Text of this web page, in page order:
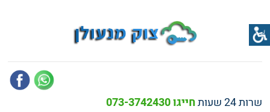
שרות 24 שעות חייגו 073-3742430